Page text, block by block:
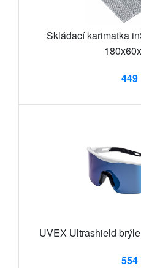
Skládací karimatka
UVEX Ultrashield